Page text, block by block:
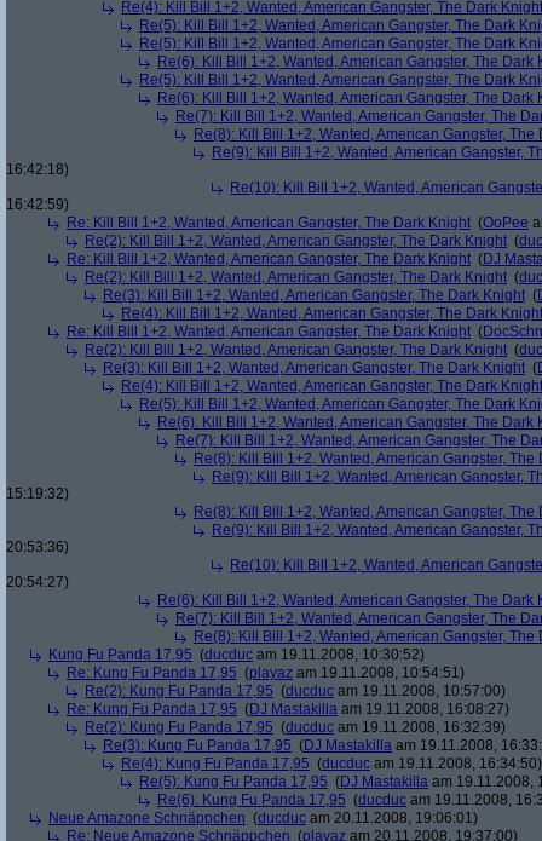
Re(4): Kill Bill 1+2, Wanted, American Gangster, The Dark Knight
Re(5): Kill Bill 1+2, Wanted, American Gangster, The Dark
Re(5): Kill Bill 1+2, Wanted, American Gangster, The Dark
Re(6): Kill Bill 1+2, Wanted, American Gangster, The Dark
Re(5): Kill Bill 1+2, Wanted, American Gangster, The Dark
Re(6): Kill Bill 1+2, Wanted, American Gangster, The Dark
Re(7): Kill Bill 1+2, Wanted, American Gangster, The
Re(8): Kill Bill 1+2, Wanted, American Gangster, The
Re(9): Kill Bill 1+2, Wanted, American Gangster,
16:42:18)
Re(10): Kill Bill 1+2, Wanted, American
16:42:59)
Re: Kill Bill 1+2, Wanted, American Gangster, The Dark Knight (OoPee
Re(2): Kill Bill 1+2, Wanted, American Gangster, The Dark Knight (
Re: Kill Bill 1+2, Wanted, American Gangster, The Dark Knight (DJ
Re(2): Kill Bill 1+2, Wanted, American Gangster, The Dark Knight (
Re(3): Kill Bill 1+2, Wanted, American Gangster, The Dark Knight (
Re(4): Kill Bill 1+2, Wanted, American Gangster, The Dark Knight
Re: Kill Bill 1+2, Wanted, American Gangster, The Dark Knight (
Re(2): Kill Bill 1+2, Wanted, American Gangster, The Dark Knight (
Re(3): Kill Bill 1+2, Wanted, American Gangster, The Dark Knight (
Re(4): Kill Bill 1+2, Wanted, American Gangster, The Dark Knight
Re(5): Kill Bill 1+2, Wanted, American Gangster, The Dark
Re(6): Kill Bill 1+2, Wanted, American Gangster, The Dark
Re(7): Kill Bill 1+2, Wanted, American Gangster, The
Re(8): Kill Bill 1+2, Wanted, American Gangster, The
Re(9): Kill Bill 1+2, Wanted, American Gangster,
15:19:32)
Re(8): Kill Bill 1+2, Wanted, American Gangster, The
Re(9): Kill Bill 1+2, Wanted, American Gangster,
20:53:36)
Re(10): Kill Bill 1+2, Wanted, American
20:54:27)
Re(6): Kill Bill 1+2, Wanted, American Gangster, The Dark
Re(7): Kill Bill 1+2, Wanted, American Gangster, The
Re(8): Kill Bill 1+2, Wanted, American Gangster, The
Kung Fu Panda 17,95 (ducduc am 19.11.2008, 10:30:52)
Re: Kung Fu Panda 17,95 (playaz am 19.11.2008, 10:54:51)
Re(2): Kung Fu Panda 17,95 (ducduc am 19.11.2008, 10:57:00)
Re: Kung Fu Panda 17,95 (DJ Mastakilla am 19.11.2008, 16:08:27)
Re(2): Kung Fu Panda 17,95 (ducduc am 19.11.2008, 16:32:39)
Re(3): Kung Fu Panda 17,95 (DJ Mastakilla am 19.11.2008,
Re(4): Kung Fu Panda 17,95 (ducduc am 19.11.2008, 16:34:50)
Re(5): Kung Fu Panda 17,95 (DJ Mastakilla am 19.11.2008,
Re(6): Kung Fu Panda 17,95 (ducduc am 19.11.2008,
Neue Amazone Schnäppchen (ducduc am 20.11.2008, 19:06:01)
Re: Neue Amazone Schnäppchen (playaz am 20.11.2008, 19:37:00)